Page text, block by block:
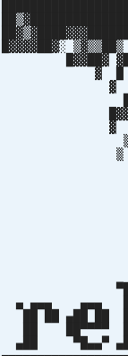
█▓▓▓▓██▓░
█▓▓██▓ ▓██░
▓ █ ░██▒
▓ ██
█▓▓▓
▓ ▒▒ ▓█
▒▓▓▓
▒ ▓▓▓
P
▄ ▄▄▄ ▄▄▄
██ ██ ▄██ ██
██ ██▀▀▀▀
▄██ ▀█▄▄▀